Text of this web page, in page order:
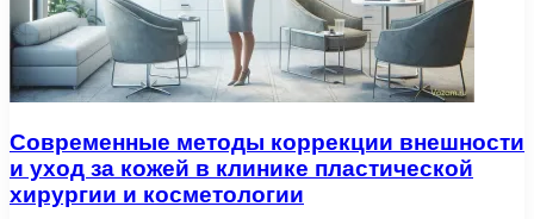
Современные методы коррекции внешности
и уход за кожей в клинике пластической
хирургии и косметологии